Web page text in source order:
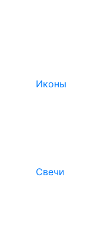
Иконы
Свечи